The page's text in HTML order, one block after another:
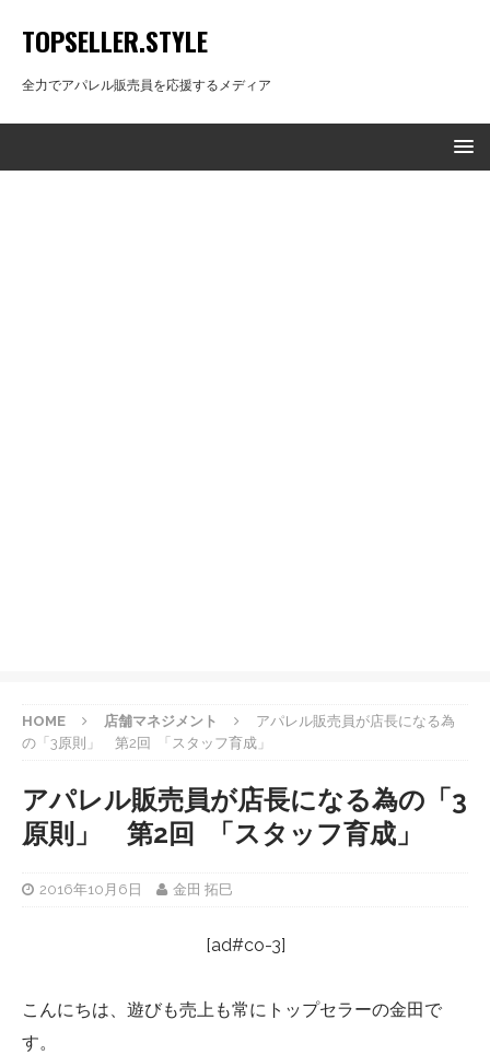
TOPSELLER.STYLE
全力でアパレル販売員を応援するメディア
HOME 店舗マネジメント
アパレル販売員が店長になる為
の「3原則」 第2回 「スタッフ育成」
アパレル販売員が店長になる為の「3
原則」 第2回 「スタッフ育成」
2016年10月6日 金田 拓巳
[ad#co-3]
こんにちは、遊びも売上も常にトップセラーの金田で
す。